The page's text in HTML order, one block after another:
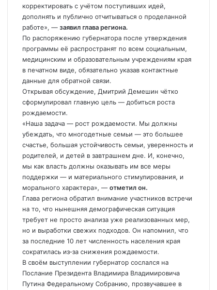
корректировать с учётом поступивших идей,
дополнять и публично отчитываться о проделанной
работе», — заявил глава региона.
По распоряжению губернатора после утверждения
программы её распространят по всем социальным,
медицинским и образовательным учреждениям края
в печатном виде, обязательно указав контактные
данные для обратной связи.
Открывая обсуждение, Дмитрий Демешин чётко
сформулировал главную цель — добиться роста
рождаемости.
«Наша задача — рост рождаемости. Мы должны
убеждать, что многодетные семьи — это большее
счастье, большая устойчивость семьи, уверенность и
родителей, и детей в завтрашнем дне. И, конечно,
мы как власть должны оказывать им все меры
поддержки — и материального стимулирования, и
морального характера», — отметил он.
Глава региона обратил внимание участников встречи
на то, что нынешняя демографическая ситуация
требует не просто анализа уже реализованных мер,
но и выработки свежих подходов. Он напомнил, что
за последние 10 лет численность населения края
сократилась из‑за снижения рождаемости.
В своём выступлении губернатор сослался на
Послание Президента Владимира Владимировича
Путина Федеральному Собранию, прозвучавшее в